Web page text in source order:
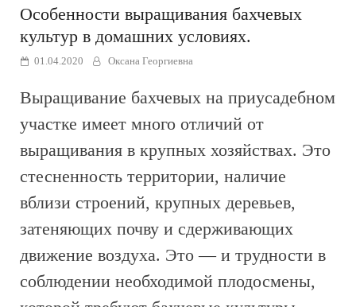
Особенности выращивания бахчевых
культур в домашних условиях.
01.04.2020 Оксана Георгиевна
Выращивание бахчевых на приусадебном
участке имеет много отличий от
выращивания в крупных хозяйствах. Это
стесненность территории, наличие
вблизи строений, крупных деревьев,
затеняющих почву и сдерживающих
движение воздуха. Это — и трудности в
соблюдении необходимой плодосмены,